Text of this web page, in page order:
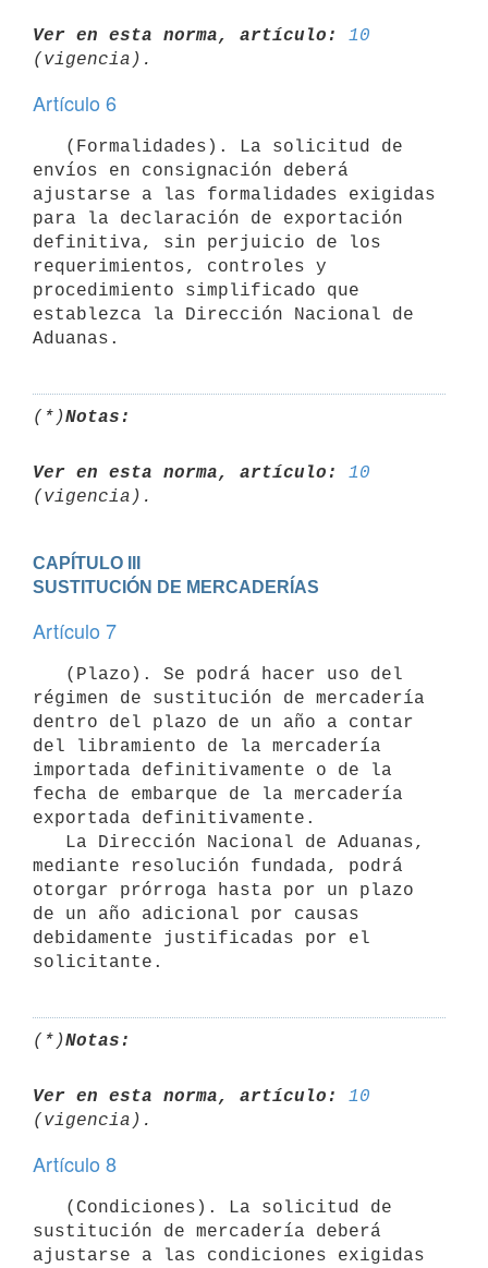
Ver en esta norma, artículo:
10
Artículo 6
envíos en consignación deberá
ajustarse a las formalidades exigidas
para la declaración de exportación
definitiva, sin perjuicio de los
requerimientos, controles y
procedimiento simplificado que
establezca la Dirección Nacional de
Aduanas.
(*)Notas:
Ver en esta norma, artículo:
10
CAPÍTULO III
SUSTITUCIÓN DE MERCADERÍAS
Artículo 7
régimen de sustitución de mercadería
dentro del plazo de un año a contar
del libramiento de la mercadería
importada definitivamente o de la
fecha de embarque de la mercadería
exportada definitivamente.
mediante resolución fundada, podrá
otorgar prórroga hasta por un plazo
de un año adicional por causas
debidamente justificadas por el
(*)Notas:
Ver en esta norma, artículo:
10
Artículo 8
sustitución de mercadería deberá
ajustarse a las condiciones exigidas